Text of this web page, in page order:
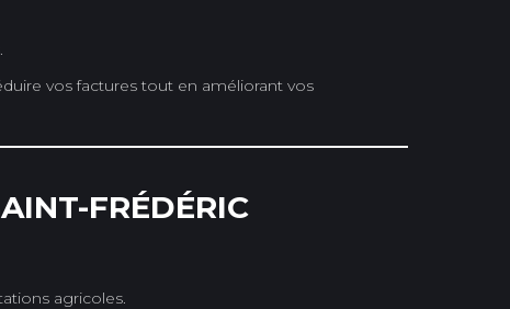
vos factures tout en améliorant vos
FRÉDÉRIC
agricoles.